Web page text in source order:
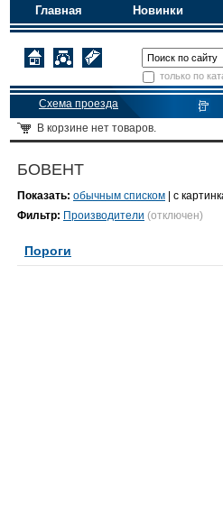
Главная Новинки
только по
Схема проезда
В корзине нет товаров.
БОВЕНТ
Показать: обычным списком | с
Фильтр: Производители (отключен)
Пороги